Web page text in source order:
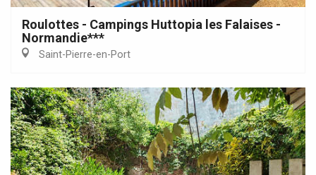
Roulottes - Campings Huttopia les Falaises -
Normandie***
Saint-Pierre-en-Port